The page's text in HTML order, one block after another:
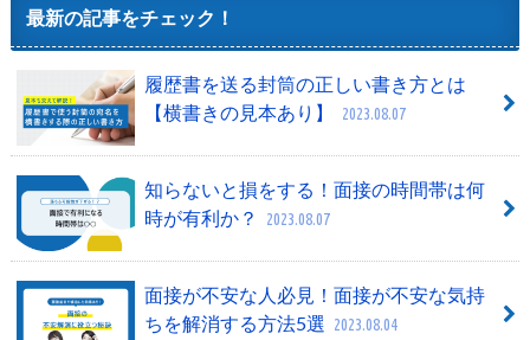
最新の記事をチェック！
履歴書を送る封筒の正しい書き方とは
【横書きの見本あり】
2023.08.07
知らないと損をする！面接の時間帯は何
時が有利か？
2023.08.07
面接が不安な人必見！面接が不安な気持
ちを解消する方法5選 2023.08.04